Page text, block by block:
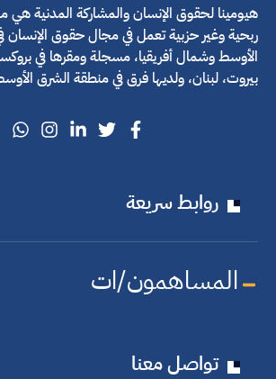
هيومينا لحقوق الإنسان والمشاركة المدنية هي
ربحية وغير حزبية تعمل في مجال حقوق الإنسان
الأوسط وشمال أفريقيا، مسجلة ومقرها في
بيروت، لبنان، ولديها فرق في منطقة الشرق
روابط سريعة
المساهمون/ات
تواصل معنا